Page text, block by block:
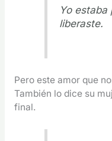
Yo
liberaste.
Pero este amor que
También lo dice su
final.